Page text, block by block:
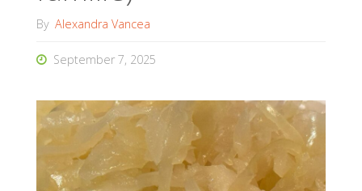
By Alexandra Vancea
September 7, 2025